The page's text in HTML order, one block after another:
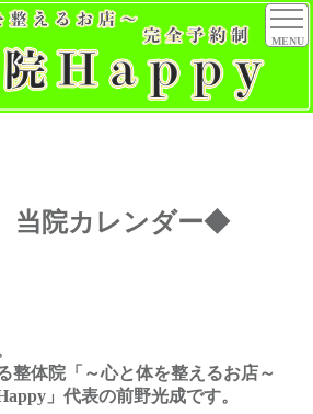
MENU
当院カレンダー◆
整体院「～心と体を整えるお店～
」代表の前野光成です。